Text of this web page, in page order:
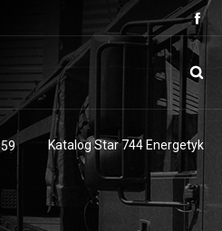
Katalog Star 744 Energetyk